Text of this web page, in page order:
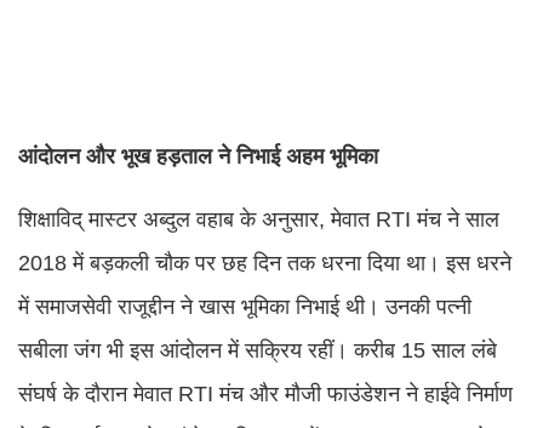
आंदोलन और भूख हड़ताल ने निभाई अहम भूमिका
शिक्षाविद् मास्टर अब्दुल वहाब के अनुसार, मेवात RTI मंच ने साल
2018 में बड़कली चौक पर छह दिन तक धरना दिया था। इस धरने
में समाजसेवी राजूद्दीन ने खास भूमिका निभाई थी। उनकी पत्नी
सबीला जंग भी इस आंदोलन में सक्रिय रहीं। करीब 15 साल लंबे
संघर्ष के दौरान मेवात RTI मंच और मौजी फाउंडेशन ने हाईवे निर्माण